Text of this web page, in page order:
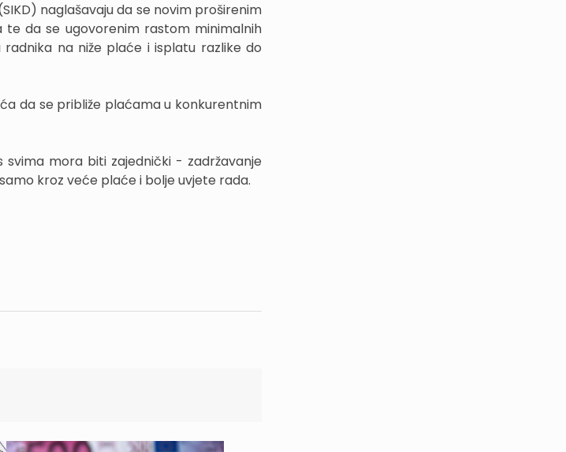
naglašavaju da se novim proširenim
da se ugovorenim rastom minimalnih
na niže plaće i isplatu razlike do
da se približe plaćama u konkurentnim
svima mora biti zajednički - zadržavanje
kroz veće plaće i bolje uvjete rada.